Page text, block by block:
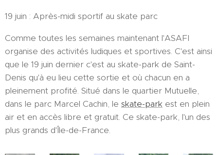
19 juin : Après-midi sportif au skate parc
Comme toutes les semaines maintenant l'ASAFI
organise des activités ludiques et sportives. C'est ainsi
que le 19 juin dernier c'est au skate-park de Saint-
Denis qu'à eu lieu cette sortie et où chacun en a
pleinement profité. Situé dans le quartier Mutuelle,
dans le parc Marcel Cachin, le skate-park est en plein
air et en accès libre et gratuit. Ce skate-park, l'un des
plus grands d'Île-de-France.